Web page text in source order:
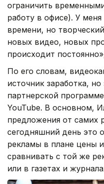
ограничить
работу в офисе). У
времени, но
новых видео, новых
происходит
По его словам,
источник заработка,
партнерской
YouTube. В основном,
предложения от самих
сегодняшний день это
рекламы в плане цены
сравнивать с той же
или в газетах и